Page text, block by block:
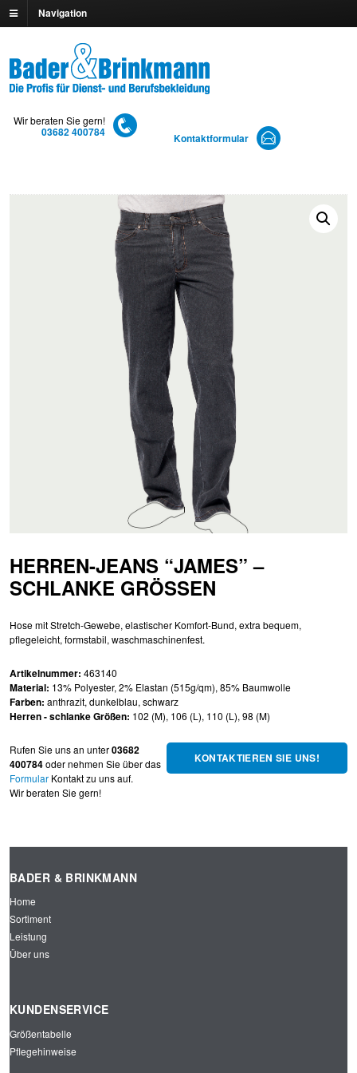
Navigation
Wir beraten Sie gern!
03682 400784 Kontaktformular
HERREN-JEANS “JAMES” –
SCHLANKE GRÖSSEN
Hose mit Stretch-Gewebe, elastischer Komfort-Bund, extra bequem,
pflegeleicht, formstabil, waschmaschinenfest.
Artikelnummer: 463140
Material: 13% Polyester, 2% Elastan (515g/qm), 85% Baumwolle
Farben: anthrazit, dunkelblau, schwarz
Herren - schlanke Größen: 102 (M), 106 (L), 110 (L), 98 (M)
KONTAKTIEREN SIE UNS!
Rufen Sie uns an unter03682
400784oder nehmen Sie über das
Formular Kontakt zu uns auf.
Wir beraten Sie gern!
BADER & BRINKMANN
Home
Sortiment
Leistung
Über uns
KUNDENSERVICE
Größentabelle
Pflegehinweise